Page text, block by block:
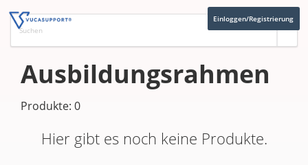
Einloggen/Registrierung
Ausbildungsrahmen
Produkte: 0
Hier gibt es noch keine Produkte.